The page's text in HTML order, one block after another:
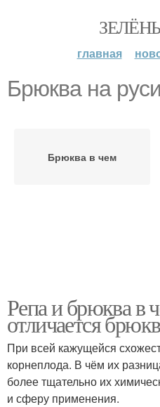
главная
Брюква на руси
Брюква в чем
Репа и брюква в
отличается
При всей кажущейся
корнеплода. В чём их
более тщательно их
и сферу применения.